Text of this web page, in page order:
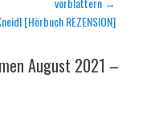
[Hörbuch REZENSION]
August 2021 –